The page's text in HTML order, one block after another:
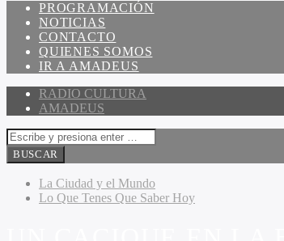
PROGRAMACIÓN
NOTICIAS
CONTACTO
QUIENES SOMOS
IR A AMADEUS
RADIO CULTURA
AMADEUS
La Ciudad y el Mundo
Lo Que Tenes Que Saber Hoy